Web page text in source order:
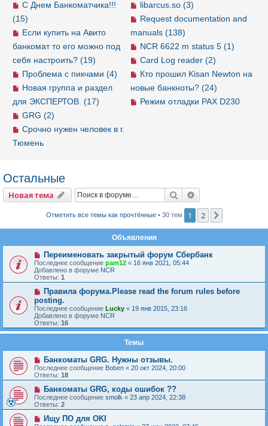
libarcus.so (3)
Request documentation and
manuals (138)
NCR 6622 m status 5 (1)
Card Log reader (2)
Кто прошил Kisan Newton на
новые банкноты? (24)
Режим отладки PAX D230
С Днем Банкоматчика!!!
(15)
Если купить на Авито
банкомат то его можно под
себя настроить? (19)
Проблема с пикчами (4)
Новая группа и раздел
для ЭКСПЕРТОВ. (17)
GRG (2)
Срочно нужен человек в г.
Тюмень
Остальные
Новая тема
Новаятема Поиск
Отметить все темы как прочтённые• 30 тем 1 2
Объявления
Переименовать закрытый форум Сбербанк
Последнее сообщение pam12 « 16 янв 2021, 05:44
Добавлено в форуме NCR
Ответы: 1
Правила форума.Please read the forum rules before
posting.
Последнее сообщение Lucky « 19 янв 2015, 23:16
Добавлено в форуме NCR
Ответы: 16
Темы
Банкоматы GRG. Нужны отзывы.
Последнее сообщение Boben « 20 окт 2024, 20:00
Ответы: 18
Банкоматы GRG, коды ошибок ??
Последнее сообщение smolk « 23 апр 2024, 22:38
Ответы: 2
Ищу ПО для OKI